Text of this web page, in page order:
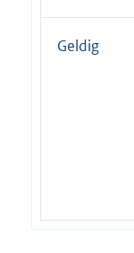
Geldig